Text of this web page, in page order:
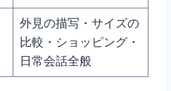
外見の描写・サイズの
比較・ショッピング・
日常会話全般